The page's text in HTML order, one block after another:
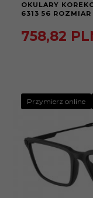
OKULARY
6313 56 ROZMIAR
758,82
Przymierz online